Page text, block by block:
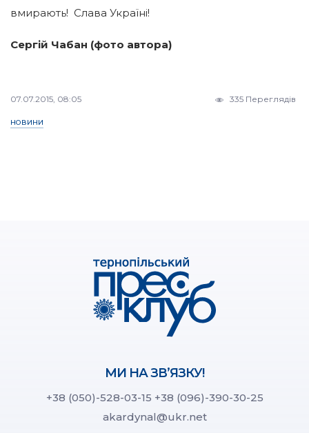
вмирають! Слава Україні!
Сергій Чабан (фото автора)
07.07.2015, 08:05 335 Переглядів
НОВИНИ
МИ НА ЗВ’ЯЗКУ!
+38 (050)-528-03-15 +38 (096)-390-30-25
akardynal@ukr.net